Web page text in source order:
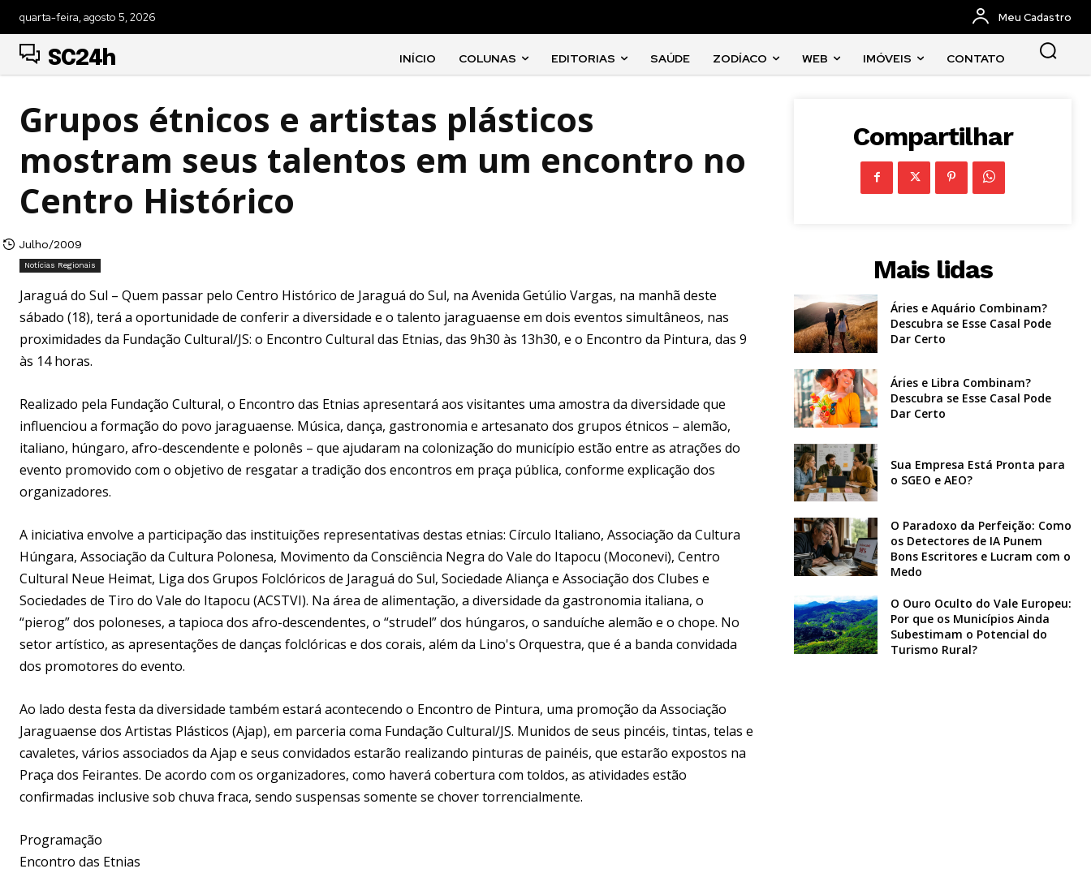
quarta-feira, agosto 5, 2026 Meu Cadastro
SC24h INÍCIO COLUNAS EDITORIAS SAÚDE ZODÍACO WEB IMÓVEIS CONTATO
Grupos étnicos e artistas plásticos
mostram seus talentos em um encontro no
Centro Histórico
Julho/2009
Notícias Regionais
Jaraguá do Sul – Quem passar pelo Centro Histórico de Jaraguá do Sul, na Avenida Getúlio Vargas, na manhã deste
sábado (18), terá a oportunidade de conferir a diversidade e o talento jaraguaense em dois eventos simultâneos, nas
proximidades da Fundação Cultural/JS: o Encontro Cultural das Etnias, das 9h30 às 13h30, e o Encontro da Pintura, das 9
às 14 horas.
Realizado pela Fundação Cultural, o Encontro das Etnias apresentará aos visitantes uma amostra da diversidade que
influenciou a formação do povo jaraguaense. Música, dança, gastronomia e artesanato dos grupos étnicos – alemão,
italiano, húngaro, afro-descendente e polonês – que ajudaram na colonização do município estão entre as atrações do
evento promovido com o objetivo de resgatar a tradição dos encontros em praça pública, conforme explicação dos
organizadores.
A iniciativa envolve a participação das instituições representativas destas etnias: Círculo Italiano, Associação da Cultura
Húngara, Associação da Cultura Polonesa, Movimento da Consciência Negra do Vale do Itapocu (Moconevi), Centro
Cultural Neue Heimat, Liga dos Grupos Folclóricos de Jaraguá do Sul, Sociedade Aliança e Associação dos Clubes e
Sociedades de Tiro do Vale do Itapocu (ACSTVI). Na área de alimentação, a diversidade da gastronomia italiana, o
“pierog” dos poloneses, a tapioca dos afro-descendentes, o “strudel” dos húngaros, o sanduíche alemão e o chope. No
setor artístico, as apresentações de danças folclóricas e dos corais, além da Lino's Orquestra, que é a banda convidada
dos promotores do evento.
Ao lado desta festa da diversidade também estará acontecendo o Encontro de Pintura, uma promoção da Associação
Jaraguaense dos Artistas Plásticos (Ajap), em parceria coma Fundação Cultural/JS. Munidos de seus pincéis, tintas, telas e
cavaletes, vários associados da Ajap e seus convidados estarão realizando pinturas de painéis, que estarão expostos na
Praça dos Feirantes. De acordo com os organizadores, como haverá cobertura com toldos, as atividades estão
confirmadas inclusive sob chuva fraca, sendo suspensas somente se chover torrencialmente.
Programação
Encontro das Etnias
Compartilhar
Mais lidas
Áries e Aquário Combinam?
Descubra se Esse Casal Pode
Dar Certo
Áries e Libra Combinam?
Descubra se Esse Casal Pode
Dar Certo
Sua Empresa Está Pronta para
o SGEO e AEO?
O Paradoxo da Perfeição: Como
os Detectores de IA Punem
Bons Escritores e Lucram com o
Medo
O Ouro Oculto do Vale Europeu:
Por que os Municípios Ainda
Subestimam o Potencial do
Turismo Rural?